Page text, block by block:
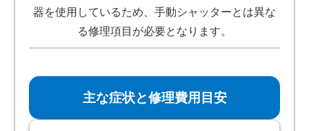
器を使用しているため、手動シャッターとは異な
る修理項目が必要となります。
主な症状と修理費用目安